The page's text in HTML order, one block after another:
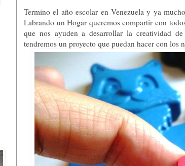
Termino el año escolar en Venezuela y ya
Labrando un Hogar queremos compartir con
que nos ayuden a desarrollar la creatividad
tendremos un proyecto que puedan hacer con los